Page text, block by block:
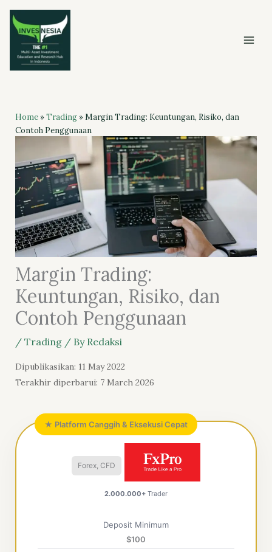
Skip
content
Home»Trading»Margin Trading: Keuntungan, Risiko, dan
Contoh Penggunaan
Margin Trading:
Keuntungan, Risiko, dan
Contoh Penggunaan
/ Trading/ By Redaksi
Dipublikasikan: 11 May 2022
Terakhir diperbarui: 7 March 2026
★ Platform Canggih & Eksekusi Cepat
Forex, CFD
2.000.000+ Trader
Deposit Minimum
$100